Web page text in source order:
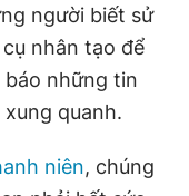
người biết sử
nhân tạo để
báo những tin
quanh.
niên, chúng